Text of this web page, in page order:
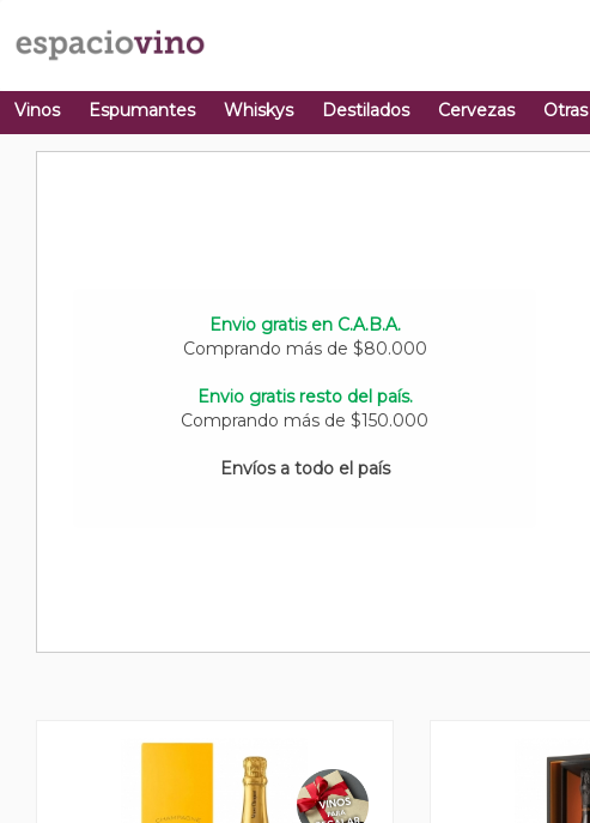
Vinos Espumantes Whiskys Destilados Cervezas Otras
Envio gratis en C.A.B.A.
Comprando más de $80.000
Envio gratis resto del país.
Comprando más de $150.000
Envíos a todo el país